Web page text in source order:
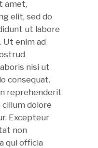
amet,
elit, sed do
ut labore
Ut enim ad
nisi ut
consequat.
reprehenderit
dolore
Excepteur
non
qui officia